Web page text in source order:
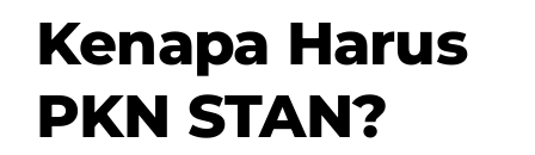
Kenapa Harus
PKN STAN?